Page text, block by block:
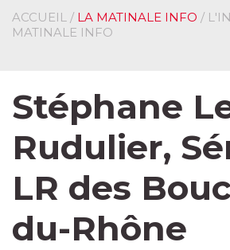
ACCUEIL / LA MATINALE INFO /
MATINALE INFO
Stéphane
Rudulier,
LR des
du-Rhône